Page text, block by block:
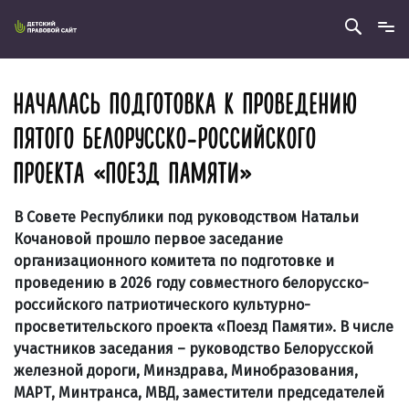
НАЧАЛАСЬ ПОДГОТОВКА К ПРОВЕДЕНИЮ
ПЯТОГО БЕЛОРУССКО-РОССИЙСКОГО
ПРОЕКТА «ПОЕЗД ПАМЯТИ»
В Совете Республики под руководством Натальи
Кочановой прошло первое заседание
организационного комитета по подготовке и
проведению в 2026 году совместного белорусско-
российского патриотического культурно-
просветительского проекта «Поезд Памяти». В числе
участников заседания – руководство Белорусской
железной дороги, Минздрава, Мин­образования,
МАРТ, Минтранса, МВД, заместители председателей